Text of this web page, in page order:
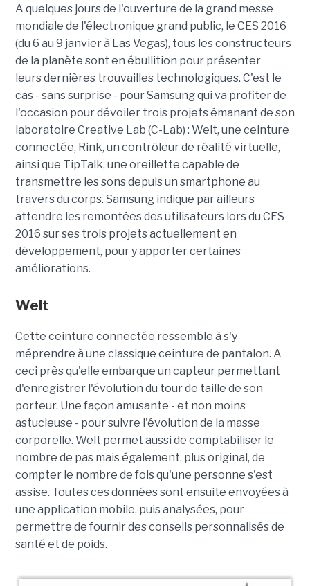
A quelques jours de l'ouverture de la grand messe
mondiale de l'électronique grand public, le CES 2016
(du 6 au 9 janvier à Las Vegas), tous les constructeurs
de la planète sont en ébullition pour présenter
leurs dernières trouvailles technologiques. C'est le
cas - sans surprise - pour Samsung qui va profiter de
l'occasion pour dévoiler trois projets émanant de son
laboratoire Creative Lab (C-Lab) : Welt, une ceinture
connectée, Rink, un contrôleur de réalité virtuelle,
ainsi que TipTalk, une oreillette capable de
transmettre les sons depuis un smartphone au
travers du corps. Samsung indique par ailleurs
attendre les remontées des utilisateurs lors du CES
2016 sur ses trois projets actuellement en
développement, pour y apporter certaines
améliorations.
Welt
Cette ceinture connectée ressemble à s'y
méprendre à une classique ceinture de pantalon. A
ceci près qu'elle embarque un capteur permettant
d'enregistrer l'évolution du tour de taille de son
porteur. Une façon amusante - et non moins
astucieuse - pour suivre l'évolution de la masse
corporelle. Welt permet aussi de comptabiliser le
nombre de pas mais également, plus original, de
compter le nombre de fois qu'une personne s'est
assise. Toutes ces données sont ensuite envoyées à
une application mobile, puis analysées, pour
permettre de fournir des conseils personnalisés de
santé et de poids.